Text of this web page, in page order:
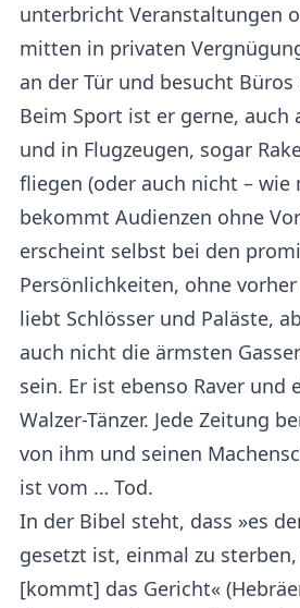
unterbricht Veranstaltungen
mitten in privaten
an der Tür und besucht
Beim Sport ist er gerne, auch
und in Flugzeugen, sogar
fliegen (oder auch nicht – wie
bekommt Audienzen ohne
erscheint selbst bei den
Persönlichkeiten, ohne
liebt Schlösser und Paläste,
auch nicht die ärmsten
sein. Er ist ebenso Raver und
Walzer-Tänzer. Jede Zeitung
von ihm und seinen
ist vom … Tod.
In der Bibel steht, dass »es
gesetzt ist, einmal zu
[kommt] das Gericht«